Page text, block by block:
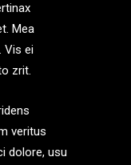
Mea
Vis ei
zrit.
veritus
dolore, usu